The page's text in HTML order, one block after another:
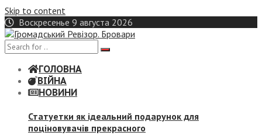
Skip to content
Воскресенье 9 августа 2026
ГОЛОВНА
ВІЙНА
НОВИНИ
Статуетки як ідеальний подарунок для
поціновувачів прекрасного